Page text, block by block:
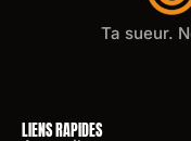
Ta sueur.
LIENS RAPIDES